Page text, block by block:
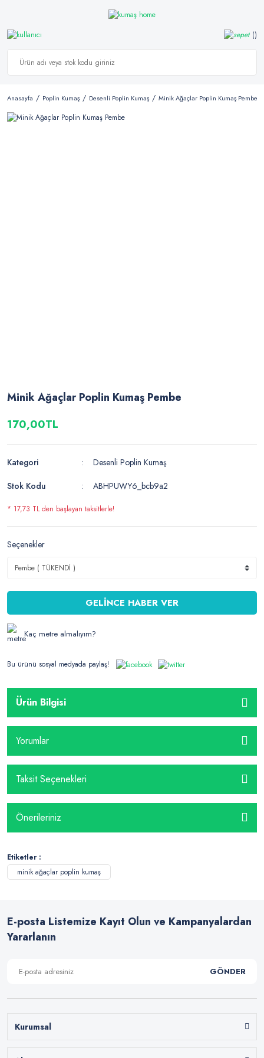
Anasayfa Poplin Kumaş Desenli Poplin Kumaş Minik Ağaçlar Poplin Kumaş Pembe
Minik Ağaçlar Poplin Kumaş Pembe
170,00TL
Kategori
Desenli Poplin Kumaş
Stok Kodu
ABHPUWY6_bcb9a2
* 17,73 TL den başlayan taksitlerle!
Seçenekler
GELİNCE HABER VER
Kaç metre almalıyım?
Bu ürünü sosyal medyada paylaş!
Ürün Bilgisi
Yorumlar
Taksit Seçenekleri
Önerileriniz
Etiketler :
minik ağaçlar poplin kumaş
E-posta Listemize Kayıt Olun ve Kampanyalardan
Yararlanın
GÖNDER
Kurumsal